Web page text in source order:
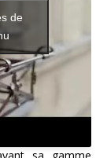
de
sa gamme